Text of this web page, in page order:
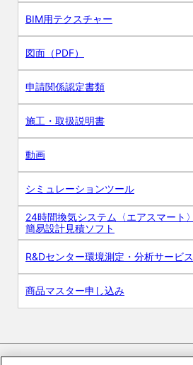
BIM用テクスチャー
図面（PDF）
申請関係認定書類
施工・取扱説明書
動画
シミュレーションツール
24時間換気システム〈エアスマート〉
簡易設計見積ソフト
R&Dセンター環境測定・分析サービス
商品マスター申し込み